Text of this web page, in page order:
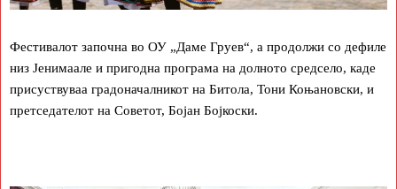
Фестивалот започна во ОУ „Даме Груев“, а продолжи со дефиле
низ Јенимаале и пригодна програма на долното средсело, каде
присуствуваа градоначалникот на Битола, Тони Коњановски, и
претседателот на Советот, Бојан Бојкоски.